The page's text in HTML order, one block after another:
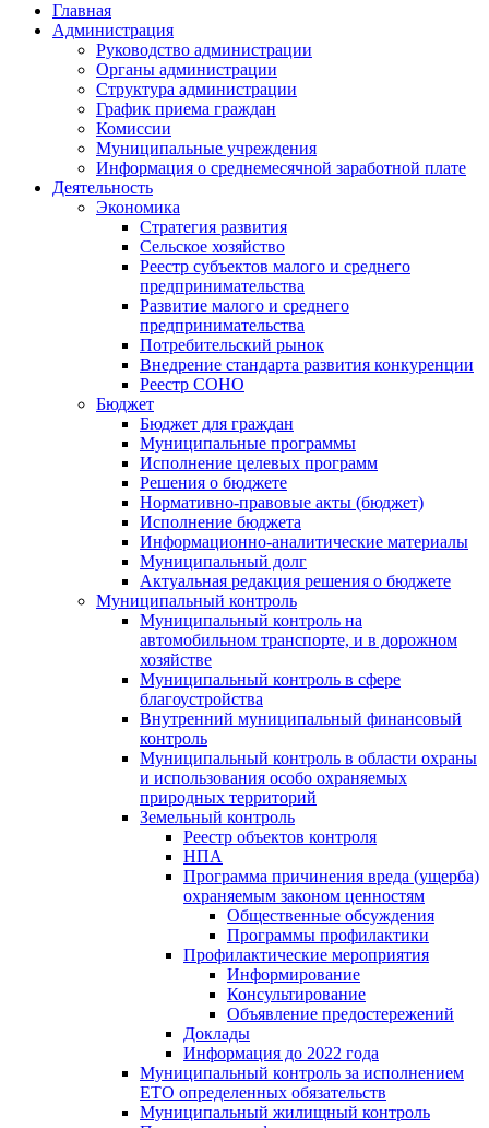
Главная
Администрация
Руководство администрации
Органы администрации
Структура администрации
График приема граждан
Комиссии
Муниципальные учреждения
Информация о среднемесячной заработной плате
Деятельность
Экономика
Стратегия развития
Сельское хозяйство
Реестр субъектов малого и среднего
предпринимательства
Развитие малого и среднего
предпринимательства
Потребительский рынок
Внедрение стандарта развития конкуренции
Реестр СОНО
Бюджет
Бюджет для граждан
Муниципальные программы
Исполнение целевых программ
Решения о бюджете
Нормативно-правовые акты (бюджет)
Исполнение бюджета
Информационно-аналитические материалы
Муниципальный долг
Актуальная редакция решения о бюджете
Муниципальный контроль
Муниципальный контроль на
автомобильном транспорте, и в дорожном
хозяйстве
Муниципальный контроль в сфере
благоустройства
Внутренний муниципальный финансовый
контроль
Муниципальный контроль в области охраны
и использования особо охраняемых
природных территорий
Земельный контроль
Реестр объектов контроля
НПА
Программа причинения вреда (ущерба)
охраняемым законом ценностям
Общественные обсуждения
Программы профилактики
Профилактические мероприятия
Информирование
Консультирование
Объявление предостережений
Доклады
Информация до 2022 года
Муниципальный контроль за исполнением
ЕТО определенных обязательств
Муниципальный жилищный контроль